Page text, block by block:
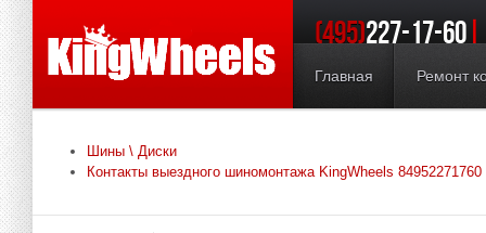
(495)227-17-60
БЕСПЛАТНО
Главная Ремонт
Шины \ Диски
Контакты выездного шиномонтажа KingWheels 84952271760